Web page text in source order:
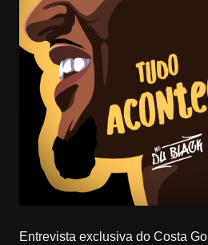
Entrevista exclusiva do Costa